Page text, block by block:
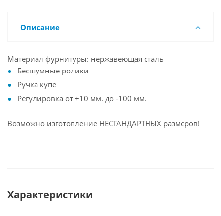
Описание
Материал фурнитуры: нержавеющая сталь
Бесшумные ролики
Ручка купе
Регулировка от +10 мм. до -100 мм.
Возможно изготовление НЕСТАНДАРТНЫХ размеров!
Характеристики